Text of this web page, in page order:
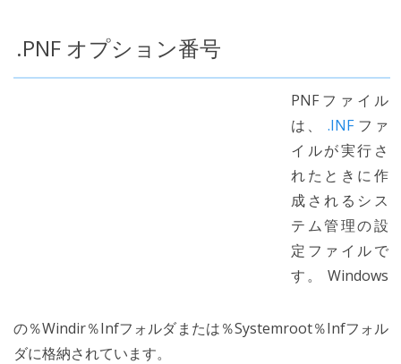
.PNF オプション番号
PNFファイル
は、 .INFファ
イルが実行さ
れたときに作
成されるシス
テム管理の設
定ファイルで
す。 Windows
の％Windir％Infフォルダまたは％Systemroot％Infフォル
ダに格納されています。